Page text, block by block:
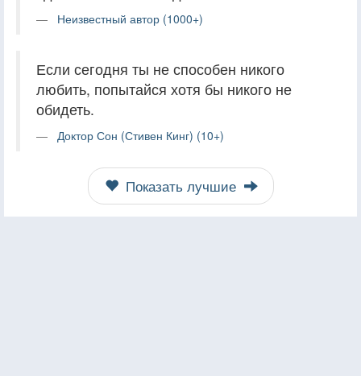
Неизвестный автор (1000+)
Если сегодня ты не способен никого
любить, попытайся хотя бы никого не
обидеть.
Доктор Сон (Стивен Кинг) (10+)
Показать лучшие